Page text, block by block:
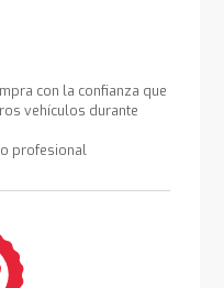
con la confianza que
vehículos durante
profesional